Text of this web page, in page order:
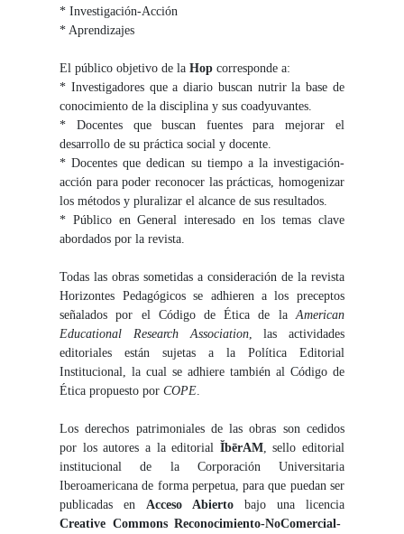
* Investigación-Acción
* Aprendizajes
El público objetivo de laHop corresponde a:
* Investigadores que a diario buscan nutrir la base de
conocimiento de la disciplina y sus coadyuvantes.
* Docentes que buscan fuentes para mejorar el
desarrollo de su práctica social y docente.
* Docentes que dedican su tiempo a la investigación-
acción para poder reconocer las prácticas, homogenizar
los métodos y pluralizar el alcance de sus resultados.
* Público en General interesado en los temas clave
abordados por la revista.
Todas las obras sometidas a consideración de la revista
Horizontes Pedagógicos se adhieren a los preceptos
señalados por el Código de Ética de la American
Educational Research Association, las actividades
editoriales están sujetas a la Política Editorial
Institucional, la cual se adhiere también al Código de
Ética propuesto porCOPE
Los derechos patrimoniales de las obras son cedidos
por los autores a la editorial ĬbērAM, sello editorial
institucional de la Corporación Universitaria
Iberoamericana de forma perpetua, para que puedan ser
publicadas en Acceso Abierto bajo una licencia
Creative Commons Reconocimiento-NoComercial-